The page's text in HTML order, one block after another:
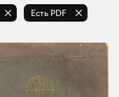
Есть PDF